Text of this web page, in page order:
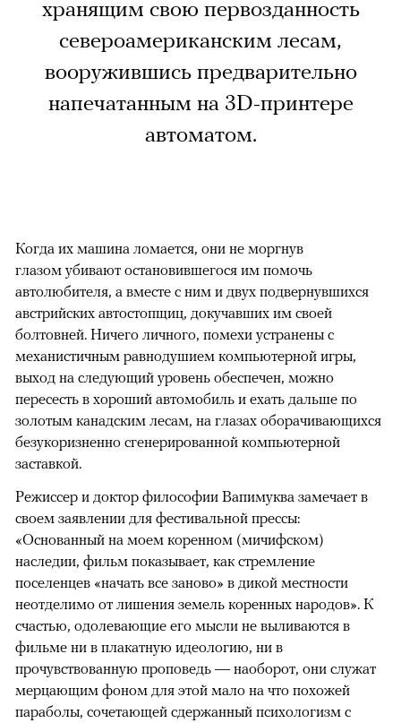
хранящим свою первозданность
североамериканским лесам,
вооружившись предварительно
напечатанным на 3D-принтере
автоматом.
Когда их машина ломается, они не моргнув
глазом убивают остановившегося им помочь
автолюбителя, а вместе с ним и двух подвернувшихся
австрийских автостопщиц, докучавших им своей
болтовней. Ничего личного, помехи устранены с
механистичным равнодушием компьютерной игры,
выход на следующий уровень обеспечен, можно
пересесть в хороший автомобиль и ехать дальше по
золотым канадским лесам, на глазах оборачивающихся
безукоризненно сгенерированной компьютерной
заставкой.
Режиссер и доктор философии Вапимуква замечает в
своем заявлении для фестивальной прессы:
«Основанный на моем коренном (мичифском)
наследии, фильм показывает, как стремление
поселенцев «начать все заново» в дикой местности
неотделимо от лишения земель коренных народов». К
счастью, одолевающие его мысли не выливаются в
фильме ни в плакатную идеологию, ни в
прочувствованную проповедь — наоборот, они служат
мерцающим фоном для этой мало на что похожей
параболы, сочетающей сдержанный психологизм с